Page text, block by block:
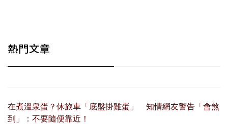
熱門文章
在煮溫泉蛋？休旅車「底盤掛雞蛋」 知情網友警告「會煞
到」：不要隨便靠近！